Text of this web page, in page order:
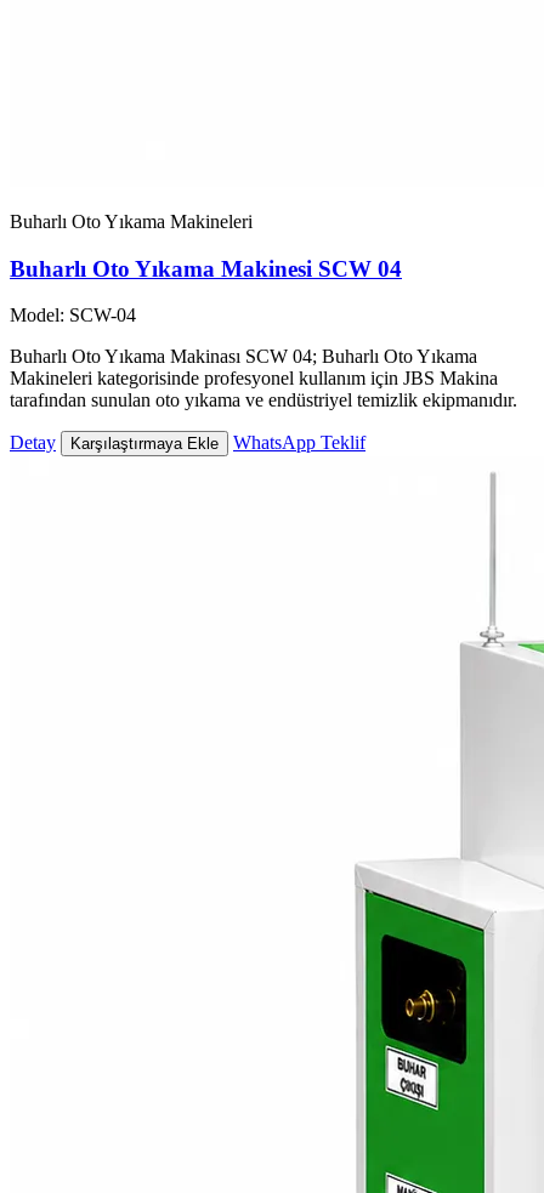
Buharlı Oto Yıkama Makineleri
Buharlı Oto Yıkama Makinesi SCW 04
Model: SCW-04
Buharlı Oto Yıkama Makinası SCW 04; Buharlı Oto Yıkama
Makineleri kategorisinde profesyonel kullanım için JBS Makina
tarafından sunulan oto yıkama ve endüstriyel temizlik ekipmanıdır.
Detay Karşılaştırmaya Ekle WhatsApp Teklif